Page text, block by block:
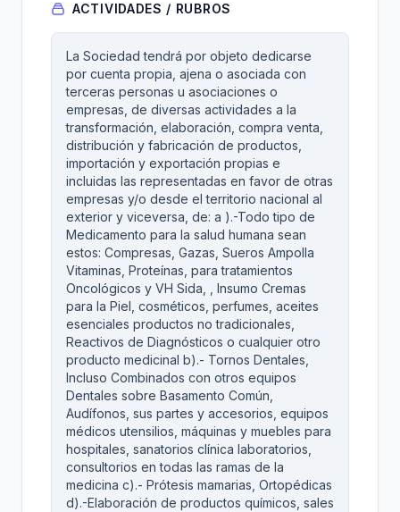
ACTIVIDADES / RUBROS
La Sociedad tendrá por objeto dedicarse
por cuenta propia, ajena o asociada con
terceras personas u asociaciones o
empresas, de diversas actividades a la
transformación, elaboración, compra venta,
distribución y fabricación de productos,
importación y exportación propias e
incluidas las representadas en favor de otras
empresas y/o desde el territorio nacional al
exterior y viceversa, de: a ).-Todo tipo de
Medicamento para la salud humana sean
estos: Compresas, Gazas, Sueros Ampolla
Vitaminas, Proteínas, para tratamientos
Oncológicos y VH Sida, , Insumo Cremas
para la Piel, cosméticos, perfumes, aceites
esenciales productos no tradicionales,
Reactivos de Diagnósticos o cualquier otro
producto medicinal b).- Tornos Dentales,
Incluso Combinados con otros equipos
Dentales sobre Basamento Común,
Audífonos, sus partes y accesorios, equipos
médicos utensilios, máquinas y muebles para
hospitales, sanatorios clínica laboratorios,
consultorios en todas las ramas de la
medicina c).- Prótesis mamarias, Ortopédicas
d).-Elaboración de productos químicos, sales